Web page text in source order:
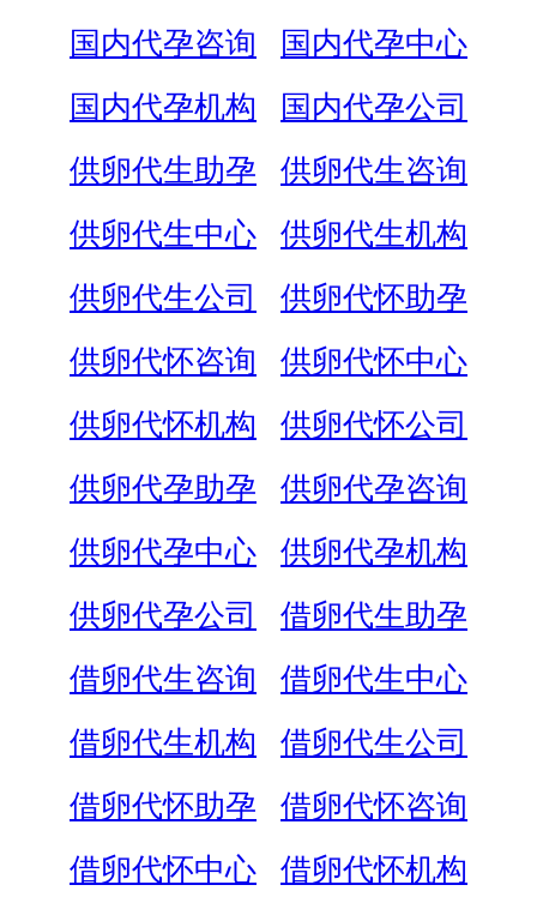
国内代孕咨询
国内代孕中心
国内代孕机构
国内代孕公司
供卵代生助孕
供卵代生咨询
供卵代生中心
供卵代生机构
供卵代生公司
供卵代怀助孕
供卵代怀咨询
供卵代怀中心
供卵代怀机构
供卵代怀公司
供卵代孕助孕
供卵代孕咨询
供卵代孕中心
供卵代孕机构
供卵代孕公司
借卵代生助孕
借卵代生咨询
借卵代生中心
借卵代生机构
借卵代生公司
借卵代怀助孕
借卵代怀咨询
借卵代怀中心
借卵代怀机构